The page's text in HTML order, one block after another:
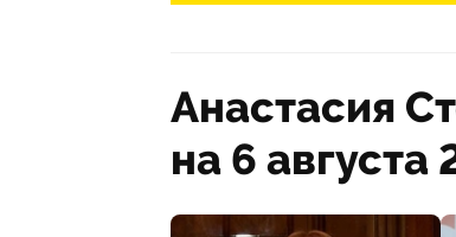
Анастасия
на 6 августа